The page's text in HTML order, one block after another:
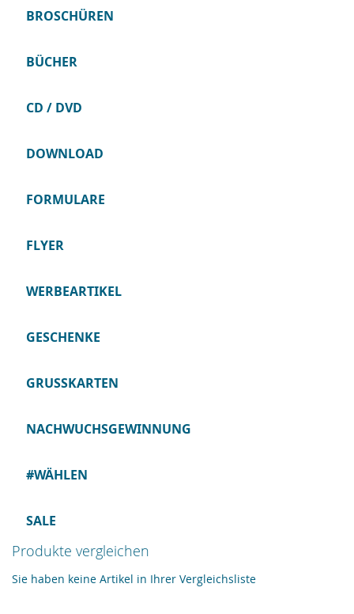
BROSCHÜREN
BÜCHER
CD / DVD
DOWNLOAD
FORMULARE
FLYER
WERBEARTIKEL
GESCHENKE
GRUSSKARTEN
NACHWUCHSGEWINNUNG
#WÄHLEN
SALE
Produkte vergleichen
Sie haben keine Artikel in Ihrer Vergleichsliste